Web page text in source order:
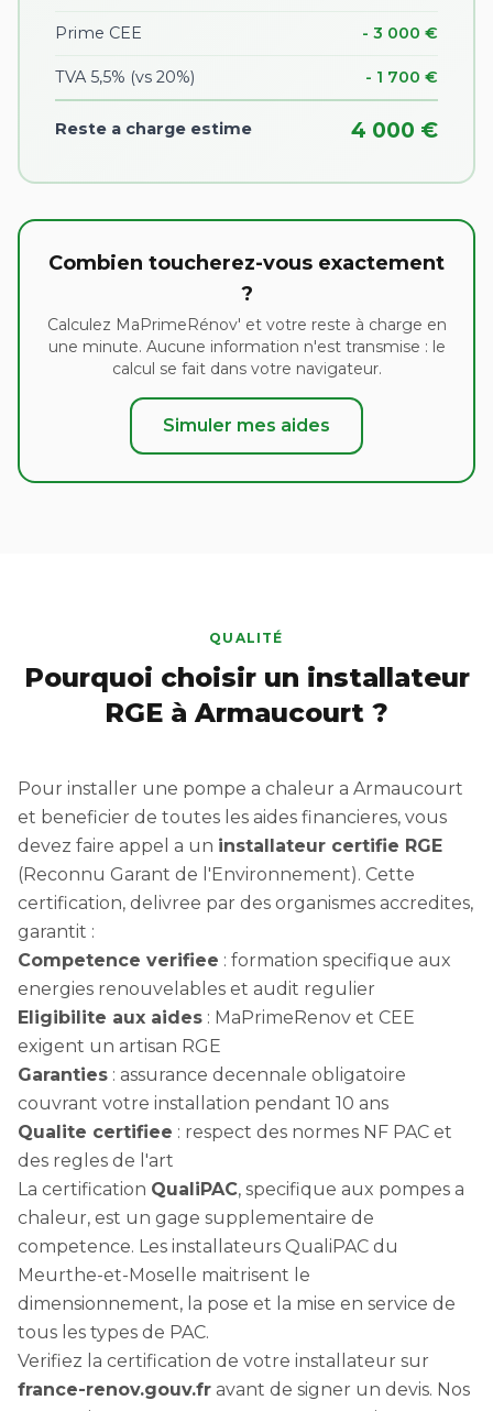
Prime CEE - 3 000 €
TVA 5,5% (vs 20%) - 1 700 €
Reste a charge estime 4 000 €
Combien toucherez-vous exactement
?
Calculez MaPrimeRénov' et votre reste à charge en
une minute. Aucune information n'est transmise : le
calcul se fait dans votre navigateur.
Simuler mes aides
QUALITÉ
Pourquoi choisir un installateur
RGE à Armaucourt ?
Pour installer une pompe a chaleur a Armaucourt
et beneficier de toutes les aides financieres, vous
devez faire appel a un installateur certifie RGE
(Reconnu Garant de l'Environnement). Cette
certification, delivree par des organismes accredites,
garantit :
Competence verifiee : formation specifique aux
energies renouvelables et audit regulier
Eligibilite aux aides : MaPrimeRenov et CEE
exigent un artisan RGE
Garanties : assurance decennale obligatoire
couvrant votre installation pendant 10 ans
Qualite certifiee : respect des normes NF PAC et
des regles de l'art
La certification QualiPAC, specifique aux pompes a
chaleur, est un gage supplementaire de
competence. Les installateurs QualiPAC du
Meurthe-et-Moselle maitrisent le
dimensionnement, la pose et la mise en service de
tous les types de PAC.
Verifiez la certification de votre installateur sur
france-renov.gouv.fr avant de signer un devis. Nos